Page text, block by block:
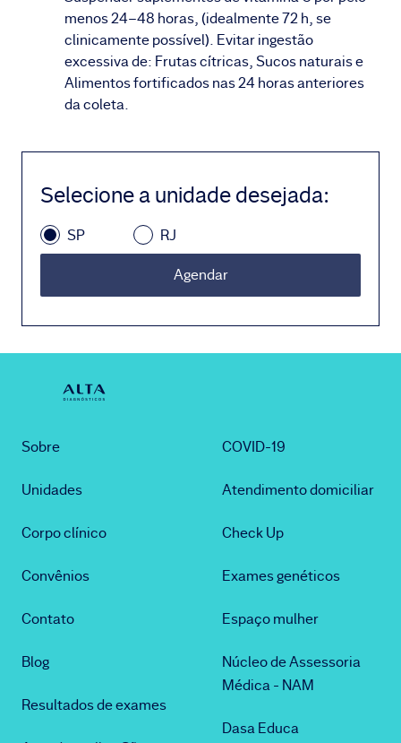
menos 24–48 horas, (idealmente 72 h, se
clinicamente possível). Evitar ingestão
excessiva de: Frutas cítricas, Sucos naturais e
Alimentos fortificados nas 24 horas anteriores
da coleta.
Selecione a unidade desejada:
SP RJ
Agendar
Sobre
Unidades
Corpo clínico
Convênios
Contato
Blog
Resultados de exames
COVID-19
Atendimento domiciliar
Check Up
Exames genéticos
Espaço mulher
Núcleo de Assessoria
Médica - NAM
Dasa Educa